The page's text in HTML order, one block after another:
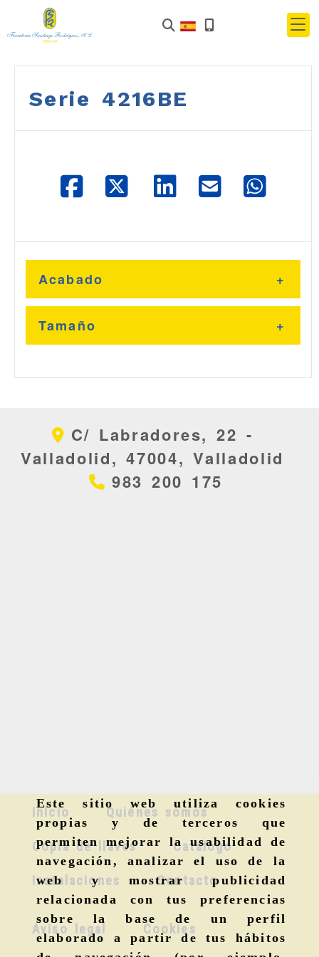
Este sitio web utiliza cookies
propias y de terceros que
permiten mejorar la usabilidad de
navegación, analizar el uso de la
web y mostrar publicidad
relacionada con tus preferencias
sobre la base de un perfil
elaborado a partir de tus hábitos
Serie 4216BE
Acabado
Níquel
Tamaño
20
C/ Labradores, 22 -
Valladolid,47004,Valladolid
983 200 175
Inicio Quiénes somos
Copia de llaves Catálogo
Instalaciones Contacto
Aviso legal Cookies